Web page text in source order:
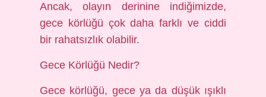
Ancak, olayın derinine indiğimizde,
gece körlüğü çok daha farklı ve ciddi
bir rahatsızlık olabilir.
Gece Körlüğü Nedir?
Gece körlüğü, gece ya da düşük ışıklı